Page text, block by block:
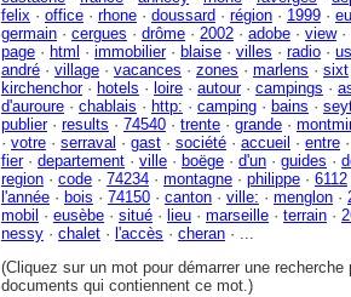
felix · office · rhone · doussard · région · 1999 ·
germain · cergues · drôme · 2002 · adobe · view·
page · html · immobilier· blaise · villes · radio ·
andré · village · vacances · zones · marlens · sixt
kirchenchor· hotels · loire · autour· campings ·
d'auroure · chablais · http: · camping · bains ·
publier· results · 74540 · trente · grande ·
· votre · serraval · gast · société · accueil · entre
fier· departement · ville · boëge · d'un · guides ·
region · code · 74234 · montagne · philippe · 6112
l'année · bois · 74150 · canton · ville: · menglon ·
mobil · eusèbe · situé · lieu · marseille · terrain ·
nessy · chalet · l'accès · cheran · ...
(Cliquez sur un mot pour démarrer une recherche
documents qui contiennent ce mot.)